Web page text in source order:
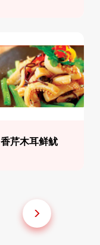
香芹木耳鲜鱿